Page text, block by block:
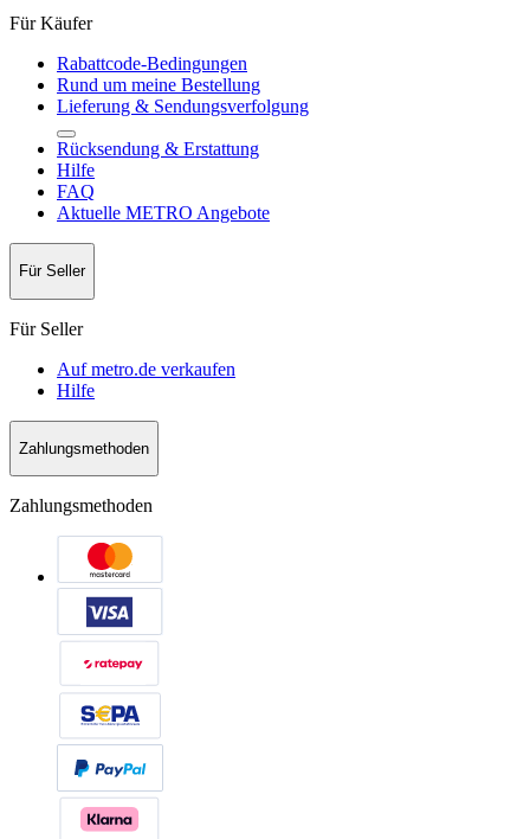
Für Käufer
Rabattcode-Bedingungen
Rund um meine Bestellung
Lieferung & Sendungsverfolgung
Rücksendung & Erstattung
Hilfe
FAQ
Aktuelle METRO Angebote
Für Seller
Für Seller
Auf metro.de verkaufen
Hilfe
Zahlungsmethoden
Zahlungsmethoden